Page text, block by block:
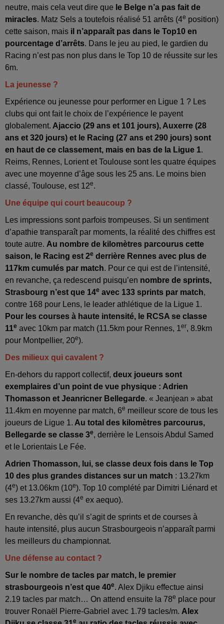
neutre, mais cela veut dire que le Belge n’a pas fait de
miracles. Matz Sels a toutefois réalisé 51 arrêts (4e position)
cette saison, mais il n’apparaît pas dans le Top10 en
pourcentage d’arrêts. Dans le jeu au pied, le gardien du
Racing n’est pas non plus dans le Top 10 de réussite sur les
6m.
La jeunesse ?
Expérience ou jeunesse pour performer en Ligue 1 ? Les
clubs qui ont fait le choix de l’expérience le payent
globalement. Ajaccio (29 ans et 101 jours), Auxerre (28
ans et 320 jours) et le Racing (27 ans et 290 jours) sont
en haut de ce classement, mais en bas de la Ligue 1.
Reims, Rennes, Lorient et Toulouse sont les quatre équipes
avec une moyenne d’âge sous les 25 ans. Le moins bien
classé, Toulouse, est 12e.
Une équipe qui court beaucoup ?
Les impressions sont parfois trompeuses. Si un sentiment
d’apathie transparaît par moments, la réalité des chiffres est
toute autre. Au nombre de kilomètres parcourus cette
saison, le Racing est 2e derrière Rennes avec plus de
117km cumulés par match. Pour ce qui est de l’intensité,
en revanche, ça redescend puisqu’en nombre de sprints,
Strasbourg n’est que 14e avec 133 sprints par match,
contre 168 pour Lens, le leader athlétique de la Ligue 1.
Pour les courses à haute intensité, le RCSA se classe
11e avec 10km par match (11.5km pour Rennes, 1er, 8.9km
pour Montpellier, 20e).
Des milieux qui cavalent ?
En-dehors du rapport collectif, deux joueurs sont
exemplaires d’un point de vue physique : Adrien
Thomasson et Jeanricner Bellegarde. « Jeanjean » abat
11.4km en moyenne par match, 6e meilleur score de tous les
joueurs de Ligue 1. Au total des kilomètres parcourus,
Bellegarde se classe 3e, derrière le Lensois Abdul Samed
et le Lorientais Le Fée.
Adrien Thomasson, lui, se classe deux fois dans le Top
10 des plus grandes distances sur un match : 13.27km
(4e) et 13.06km (10e). Top 10 complété par Dimitri Liénard et
ses 13.27km aussi (4e ex aequo).
En revanche, dès qu’il s’agit de sprints et de courses à
haute intensité, plus aucun Strasbourgeois n’apparaît parmi
les meilleurs du championnat.
Une défense au contact ?
Sur le nombre de tacles par match, le premier
strasbourgeois n’est que 40e. Alex Djiku effectue ainsi
2.19 tacles par match… On attend ensuite la 78e place pour
trouver Ronaël Pierre-Gabriel avec 1.79 tacles/m. Alex
e